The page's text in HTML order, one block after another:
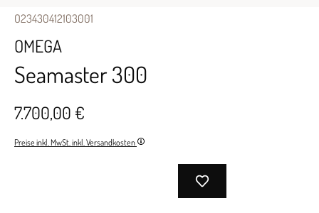
O23430412103001
OMEGA
Seamaster 300
7.700,00 €
Preise inkl. MwSt. inkl. Versandkosten